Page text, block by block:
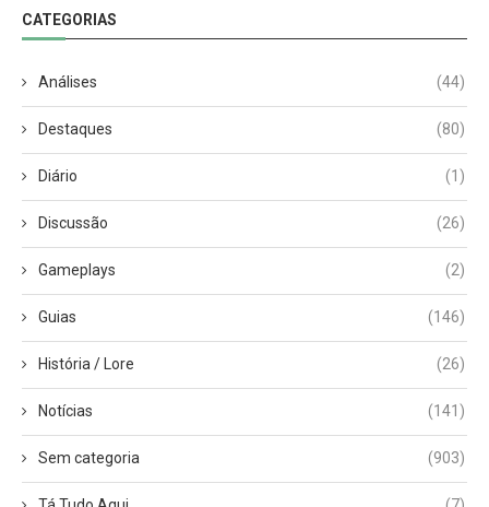
CATEGORIAS
Análises (44)
Destaques (80)
Diário (1)
Discussão (26)
Gameplays (2)
Guias (146)
História / Lore (26)
Notícias (141)
Sem categoria (903)